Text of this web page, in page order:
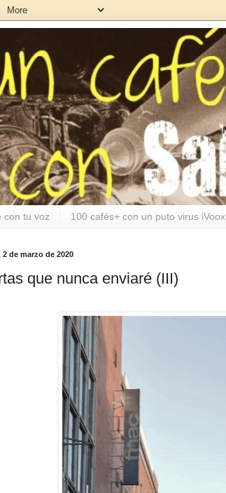
con tu voz 100 cafés+ con un puto virus iVoox
2 de marzo de 2020
que nunca enviaré (III)